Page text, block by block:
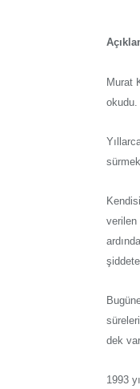
Murat
okudu.
verilen
dek
1993